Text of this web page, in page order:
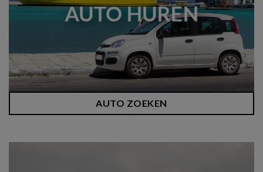
AUTO HUREN
AUTO ZOEKEN